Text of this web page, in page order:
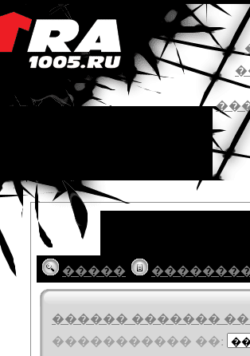
�����
������ �������
����������� ��: